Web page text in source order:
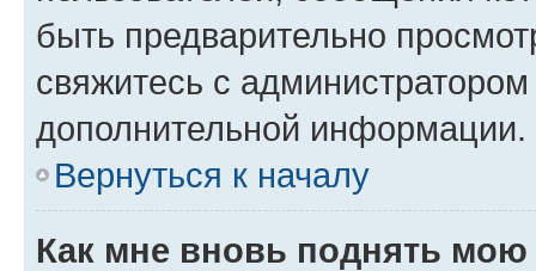
быть предварительно
свяжитесь с
дополнительной информации.
Вернуться к началу
Как мне вновь поднять мою